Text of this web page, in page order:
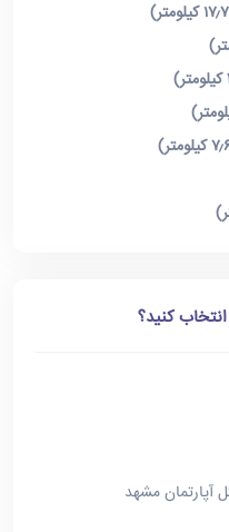
کنید؟
آپارتمان مشهد